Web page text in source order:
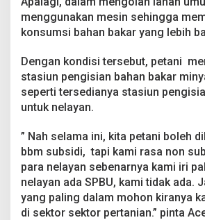
n
S
e
u
m
l
a
s
a
a
h
.
menggunakan mesin sehingga
konsumsi bahan bakar yang lebih
Dengan kondisi tersebut, petani
stasiun pengisian bahan bakar
seperti tersedianya stasiun
untuk nelayan.
” Nah selama ini, kita petani boleh
bbm subsidi, tapi kami rasa non
para nelayan sebenarnya kami iri
nelayan ada SPBU, kami tidak ada.
yang paling dalam mohon kiranya
di sektor sektor pertanian.” pinta